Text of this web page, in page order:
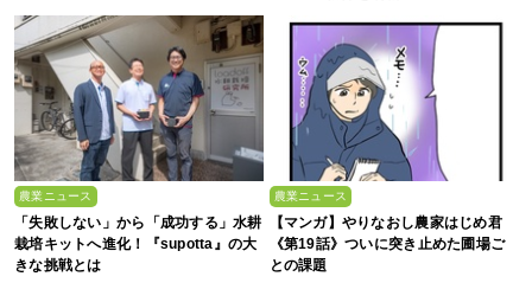
農業ニュース
「失敗しない」から「成功する」水耕
栽培キットへ進化！『supotta』の大
きな挑戦とは
農業ニュース
【マンガ】やりなおし農家はじめ君
《第19話》ついに突き止めた圃場ご
との課題